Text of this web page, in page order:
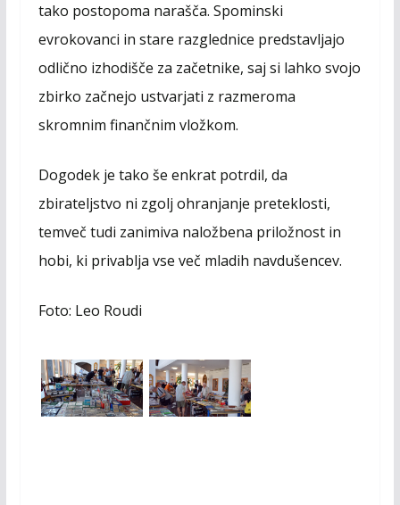
tako postopoma narašča. Spominski
evrokovanci in stare razglednice predstavljajo
odlično izhodišče za začetnike, saj si lahko svojo
zbirko začnejo ustvarjati z razmeroma
skromnim finančnim vložkom.
Dogodek je tako še enkrat potrdil, da
zbirateljstvo ni zgolj ohranjanje preteklosti,
temveč tudi zanimiva naložbena priložnost in
hobi, ki privablja vse več mladih navdušencev.
Foto: Leo Roudi